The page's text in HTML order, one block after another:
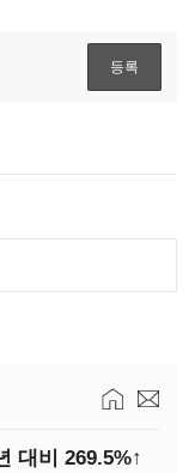
대비 269.5%↑